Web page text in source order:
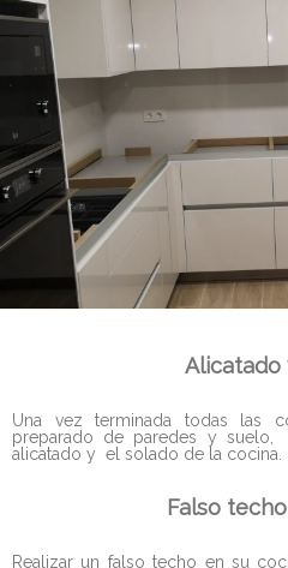
Alicatado
Una vez terminada todas las
preparado de paredes y
alicatado y el solado de la cocina.
Falso techo
Realizar un falso techo en su